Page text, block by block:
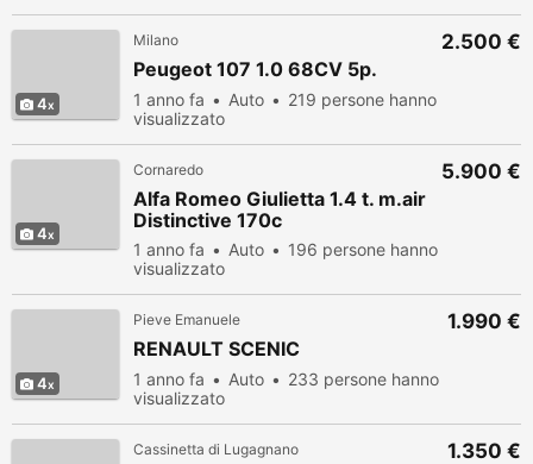
4
Milano
Peugeot 107 1.0 68CV 5p.
1 anno fa Auto
219 persone hanno
visualizzato
2.500 €
4
Cornaredo
Alfa Romeo Giulietta 1.4 t. m.air
Distinctive 170c
1 anno fa Auto
196 persone hanno
visualizzato
5.900 €
4
Pieve Emanuele
RENAULT SCENIC
1 anno fa Auto
233 persone hanno
visualizzato
1.990 €
Cassinetta di Lugagnano 1.350 €